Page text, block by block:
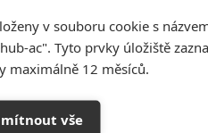
zpracování
Johansson
Black Widow se pustí do
snímku hororového specialisty
v souboru cookie s
ac". Tyto prvky úložiště
maximálně 12 měsíců.
vše